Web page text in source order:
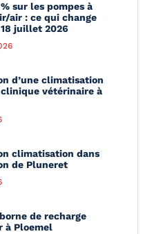
% sur les pompes à
air : ce qui change
juillet 2026
d’une climatisation
vétérinaire à
climatisation dans
de Pluneret
de recharge
à Ploemel